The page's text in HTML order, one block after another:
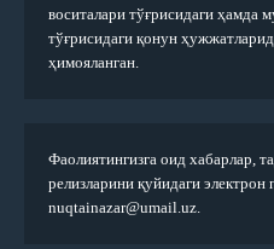
воситалари тўғрисидаги ҳамда
тўғрисидаги қонун
ҳимояланган.
Фаолиятингизга оид хабарлар,
релизларини қуйидаги электрон
nuqtainazar@umail.uz.